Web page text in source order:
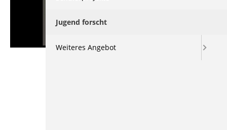
Berichte & Dokus
Index
Jugend forscht
Weiteres Angebot